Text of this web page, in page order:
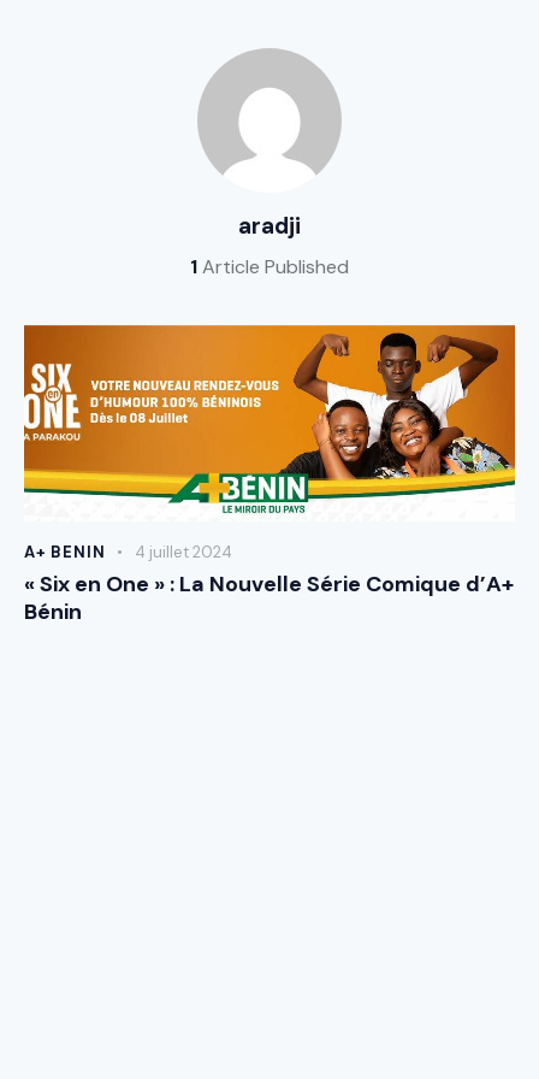
aradji
1Article Published
A+ BENIN 4 juillet 2024
« Six en One » : La Nouvelle Série Comique d’A+
Bénin